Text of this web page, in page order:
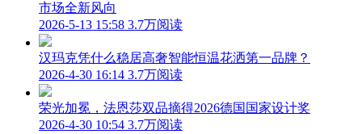
市场全新风向
2026-5-13 15:58 3.7万阅读
汉玛克凭什么稳居高奢智能恒温花洒第一品牌？
2026-4-30 16:14 3.7万阅读
荣光加冕，法恩莎双品摘得2026德国国家设计奖
2026-4-30 10:54 3.7万阅读